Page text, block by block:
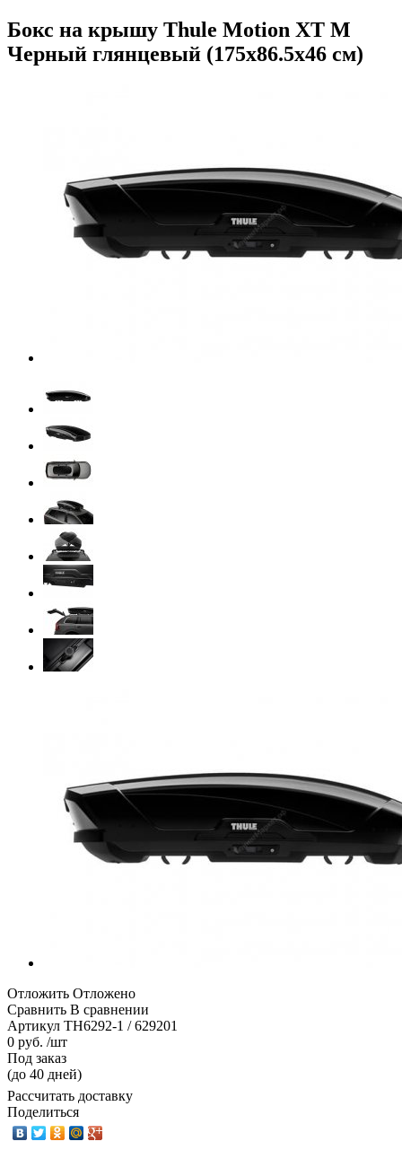
Бокс на крышу Thule Motion XT M
Черный глянцевый (175x86.5x46 см)
Отложить Отложено
Сравнить В сравнении
Артикул TH6292-1 / 629201
0 руб. /шт
Под заказ
(до 40 дней)
Рассчитать доставку
Поделиться